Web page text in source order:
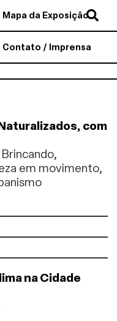
Mapa da Exposição
Contato / Imprensa
com
em movimento,
na Cidade